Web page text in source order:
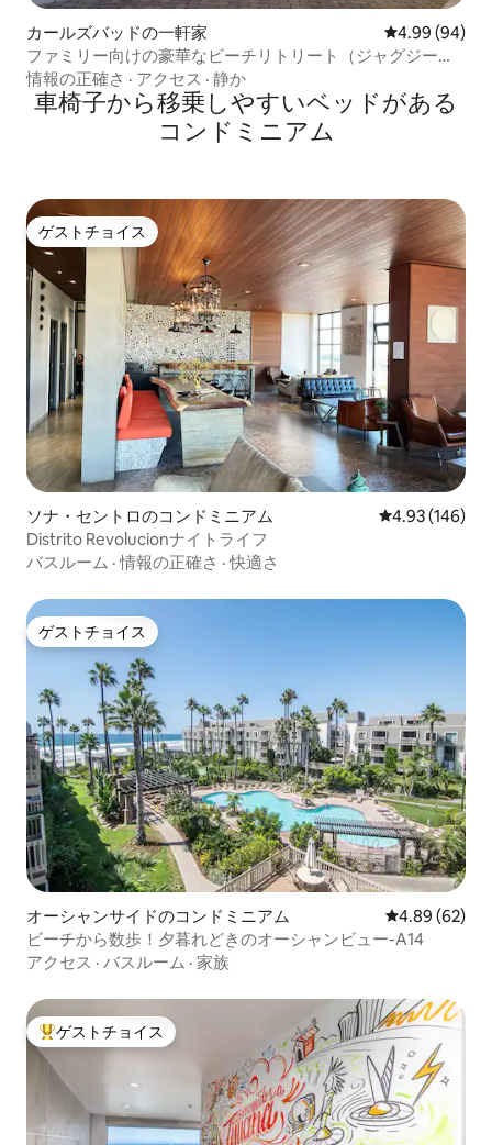
カールズバッドの一軒家 レビュー94件
4.99 (94)
ファミリー向けの豪華なビーチリトリート（ジャグジー付
き）
情報の正確さ · アクセス · 静か
車椅子から移乗しやすいベッドがある
コンドミニアム
ゲストチョイス
ゲストチョイス
ソナ・セントロのコンドミニアム レビュー146
4.93 (146)
Distrito Revolucionナイトライフ
バスルーム ·情報の正確さ ·快適さ
ゲストチョイス
ゲストチョイス
オーシャンサイドのコンドミニアム レビュー62
4.89 (62)
ビーチから数歩！夕暮れどきのオーシャンビュー-A14
アクセス · バスルーム · 家族
大好評のゲストチョイスです。
ゲストチョイス